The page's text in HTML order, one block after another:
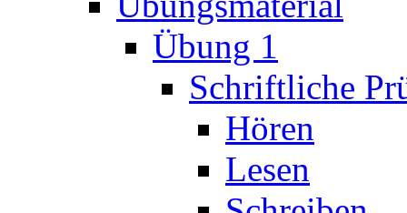
Übung 1
Schriftliche
Hören
Lesen